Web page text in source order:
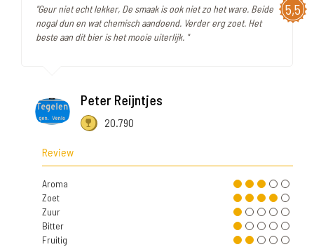
5,5
"Geur niet echt lekker, De smaak is ook niet zo het ware. Beide
nogal dun en wat chemisch aandoend. Verder erg zoet. Het
beste aan dit bier is het mooie uiterlijk. "
Peter Reijntjes
20.790
Review
Aroma
Zoet
Zuur
Bitter
Fruitig